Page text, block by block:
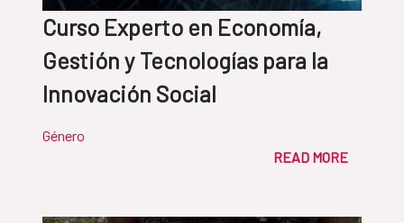
Curso Experto en Economía,
Gestión y Tecnologías para la
Innovación Social
Género
READ MORE